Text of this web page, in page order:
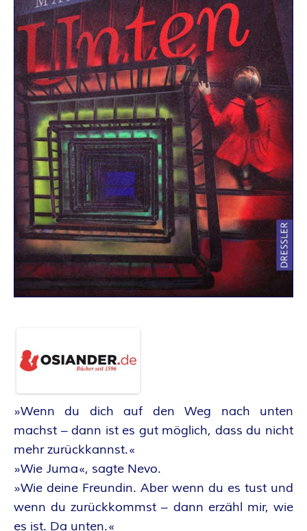
R
K
E
L
–
D
E
R
F
N
T
A
S
Y
A
»Wenn du dich auf den Weg nach unten
machst – dann ist es gut möglich, dass du nicht
mehr zurückkannst.«
»Wie Juma«, sagte Nevo.
»Wie deine Freundin. Aber wenn du es tust und
wenn du zurückkommst – dann erzähl mir, wie
es ist. Da unten.«